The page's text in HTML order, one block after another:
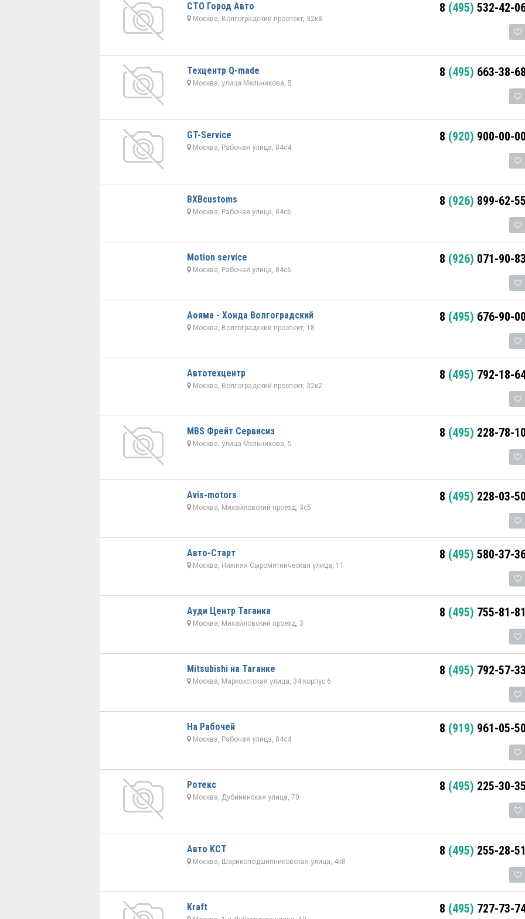
СТО Город Авто
Москва, Волгоградский проспект, 32к8
8 (495) 532-42-
Техцентр Q-made
Москва, улица Мельникова, 5
8 (495) 663-38-68
GT-Service
Москва, Рабочая улица, 84с4
8 (920) 900-00-00
BXBcustoms
Москва, Рабочая улица, 84с6
8 (926) 899-62-55
Motion service
Москва, Рабочая улица, 84с6
8 (926) 071-90-83
Аояма - Хонда Волгоградский
Москва, Волгоградский проспект, 18
8 (495) 676-90-00
Автотехцентр
Москва, Волгоградский проспект, 32к2
8 (495) 792-18-
МBS Фрейт Сервисиз
Москва, улица Мельникова, 5
8 (495) 228-78-10
Avis-motors
Москва, Михайловский проезд, 3с5
8 (495) 228-03-50
Авто-Старт
Москва, Нижняя Сыромятническая улица, 11
8 (495) 580-37-
Ауди Центр Таганка
Москва, Михайловский проезд, 3
8 (495) 755-81-81
Mitsubishi на Таганке
Москва, Марксистская улица, 34 корпус 6
8 (495) 792-57-33
На Рабочей
Москва, Рабочая улица, 84с4
8 (919) 961-05-50
Ротекс
Москва, Дубининская улица, 70
8 (495) 225-30-35
Авто KCT
Москва, Шарикоподшипниковская улица, 4к8
8 (495) 255-28-51
Kraft 8 (495) 727-73-